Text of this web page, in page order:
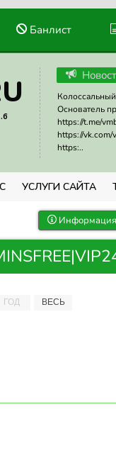
Банлист
Основатель
https://t.me/
https://vk.com/
https:..
УСЛУГИ САЙТА
ГОД ВЕСЬ